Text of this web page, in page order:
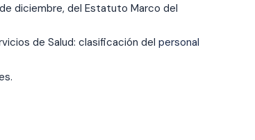
diciembre, del Estatuto Marco del
de Salud: clasificación del personal